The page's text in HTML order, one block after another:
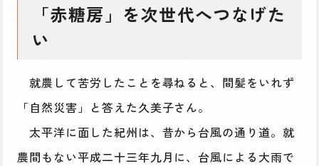
「赤糖房」を次世代へつなげた
い
就農して苦労したことを尋ねると、間髪をいれず
「自然災害」と答えた久美子さん。
太平洋に面した紀州は、昔から台風の通り道。就
農間もない平成二十三年九月に、台風による大雨で